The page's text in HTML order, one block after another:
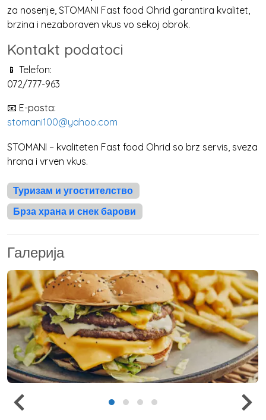
za nosenje, STOMANI Fast food Ohrid garantira kvalitet,
brzina i nezaboraven vkus vo sekoj obrok.
Kontakt podatoci
📱 Telefon:
072/777-963
📧 E-posta:
stomani100@yahoo.com
STOMANI – kvaliteten Fast food Ohrid so brz servis, sveza
hrana i vrven vkus.
Туризам и угостителство
Брза храна и снек барови
Галерија